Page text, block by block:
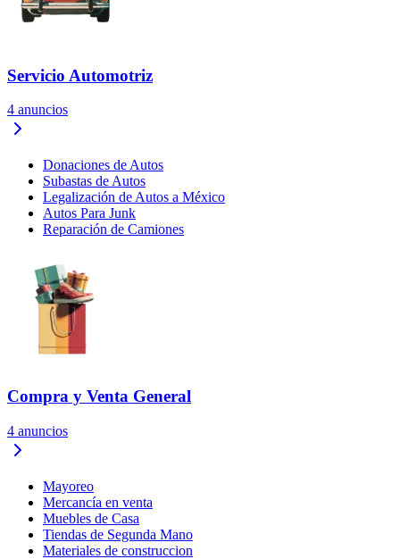
Servicio Automotriz
4 anuncios
Donaciones de Autos
Subastas de Autos
Legalización de Autos a México
Autos Para Junk
Reparación de Camiones
Compra y Venta General
4 anuncios
Mayoreo
Mercancía en venta
Muebles de Casa
Tiendas de Segunda Mano
Materiales de construccion